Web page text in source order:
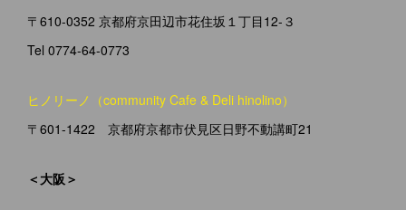
〒610-0352 京都府京田辺市花住坂１丁目12-３
Tel 0774-64-0773
ヒノリーノ（community Cafe & Deli hinolino）
〒601-1422 京都府京都市伏見区日野不動講町21
＜大阪＞